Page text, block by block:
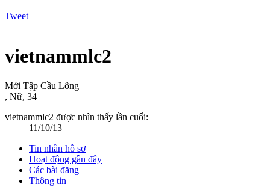
Tweet
vietnammlc2
Mới Tập Cầu Lông
, Nữ, 34
vietnammlc2 được nhìn thấy lần cuối:
11/10/13
Tin nhắn hồ sơ
Hoạt động gần đây
Các bài đăng
Thông tin